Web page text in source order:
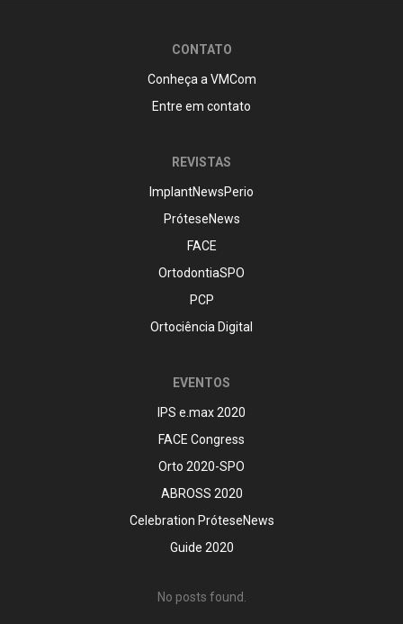
CONTATO
Conheça a VMCom
Entre em contato
REVISTAS
ImplantNewsPerio
PróteseNews
FACE
OrtodontiaSPO
PCP
Ortociência Digital
EVENTOS
IPS e.max 2020
FACE Congress
Orto 2020-SPO
ABROSS 2020
Celebration PróteseNews
Guide 2020
No posts found.